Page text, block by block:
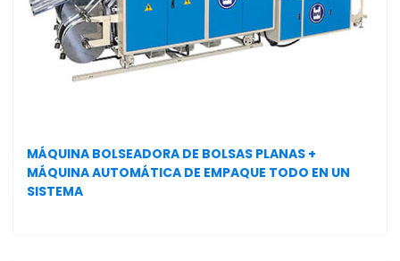
MÁQUINA BOLSEADORA DE BOLSAS PLANAS +
MÁQUINA AUTOMÁTICA DE EMPAQUE TODO EN UN
SISTEMA